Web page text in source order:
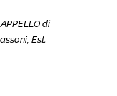
di
Est.